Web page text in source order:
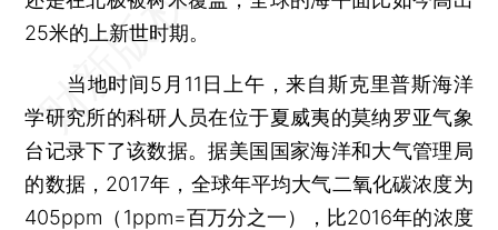
25米的上新世时期。
当地时间5月11日上午，来自斯克里普斯海洋
学研究所的科研人员在位于夏威夷的莫纳罗亚气象
台记录下了该数据。据美国国家海洋和大气管理局
的数据，2017年，全球年平均大气二氧化碳浓度为
405ppm（1ppm=百万分之一），比2016年的浓度